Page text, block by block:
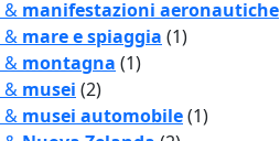
& manifestazioni aeronautiche
& mare e spiaggia (1)
& montagna (1)
& musei (2)
& musei automobile(1)